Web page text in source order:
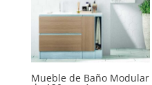
Mueble de Baño Modular